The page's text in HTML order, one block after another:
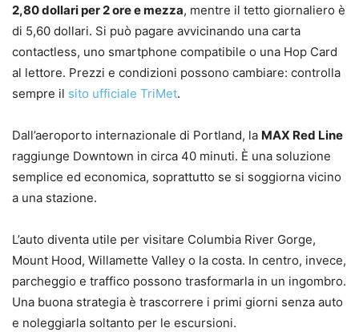
2,80 dollari per 2 ore e mezza, mentre il tetto giornaliero è
di 5,60 dollari. Si può pagare avvicinando una carta
contactless, uno smartphone compatibile o una Hop Card
al lettore. Prezzi e condizioni possono cambiare: controlla
sempre il sito ufficiale TriMet.
Dall’aeroporto internazionale di Portland, la MAX Red Line
raggiunge Downtown in circa 40 minuti. È una soluzione
semplice ed economica, soprattutto se si soggiorna vicino
a una stazione.
L’auto diventa utile per visitare Columbia River Gorge,
Mount Hood, Willamette Valley o la costa. In centro, invece,
parcheggio e traffico possono trasformarla in un ingombro.
Una buona strategia è trascorrere i primi giorni senza auto
e noleggiarla soltanto per le escursioni.